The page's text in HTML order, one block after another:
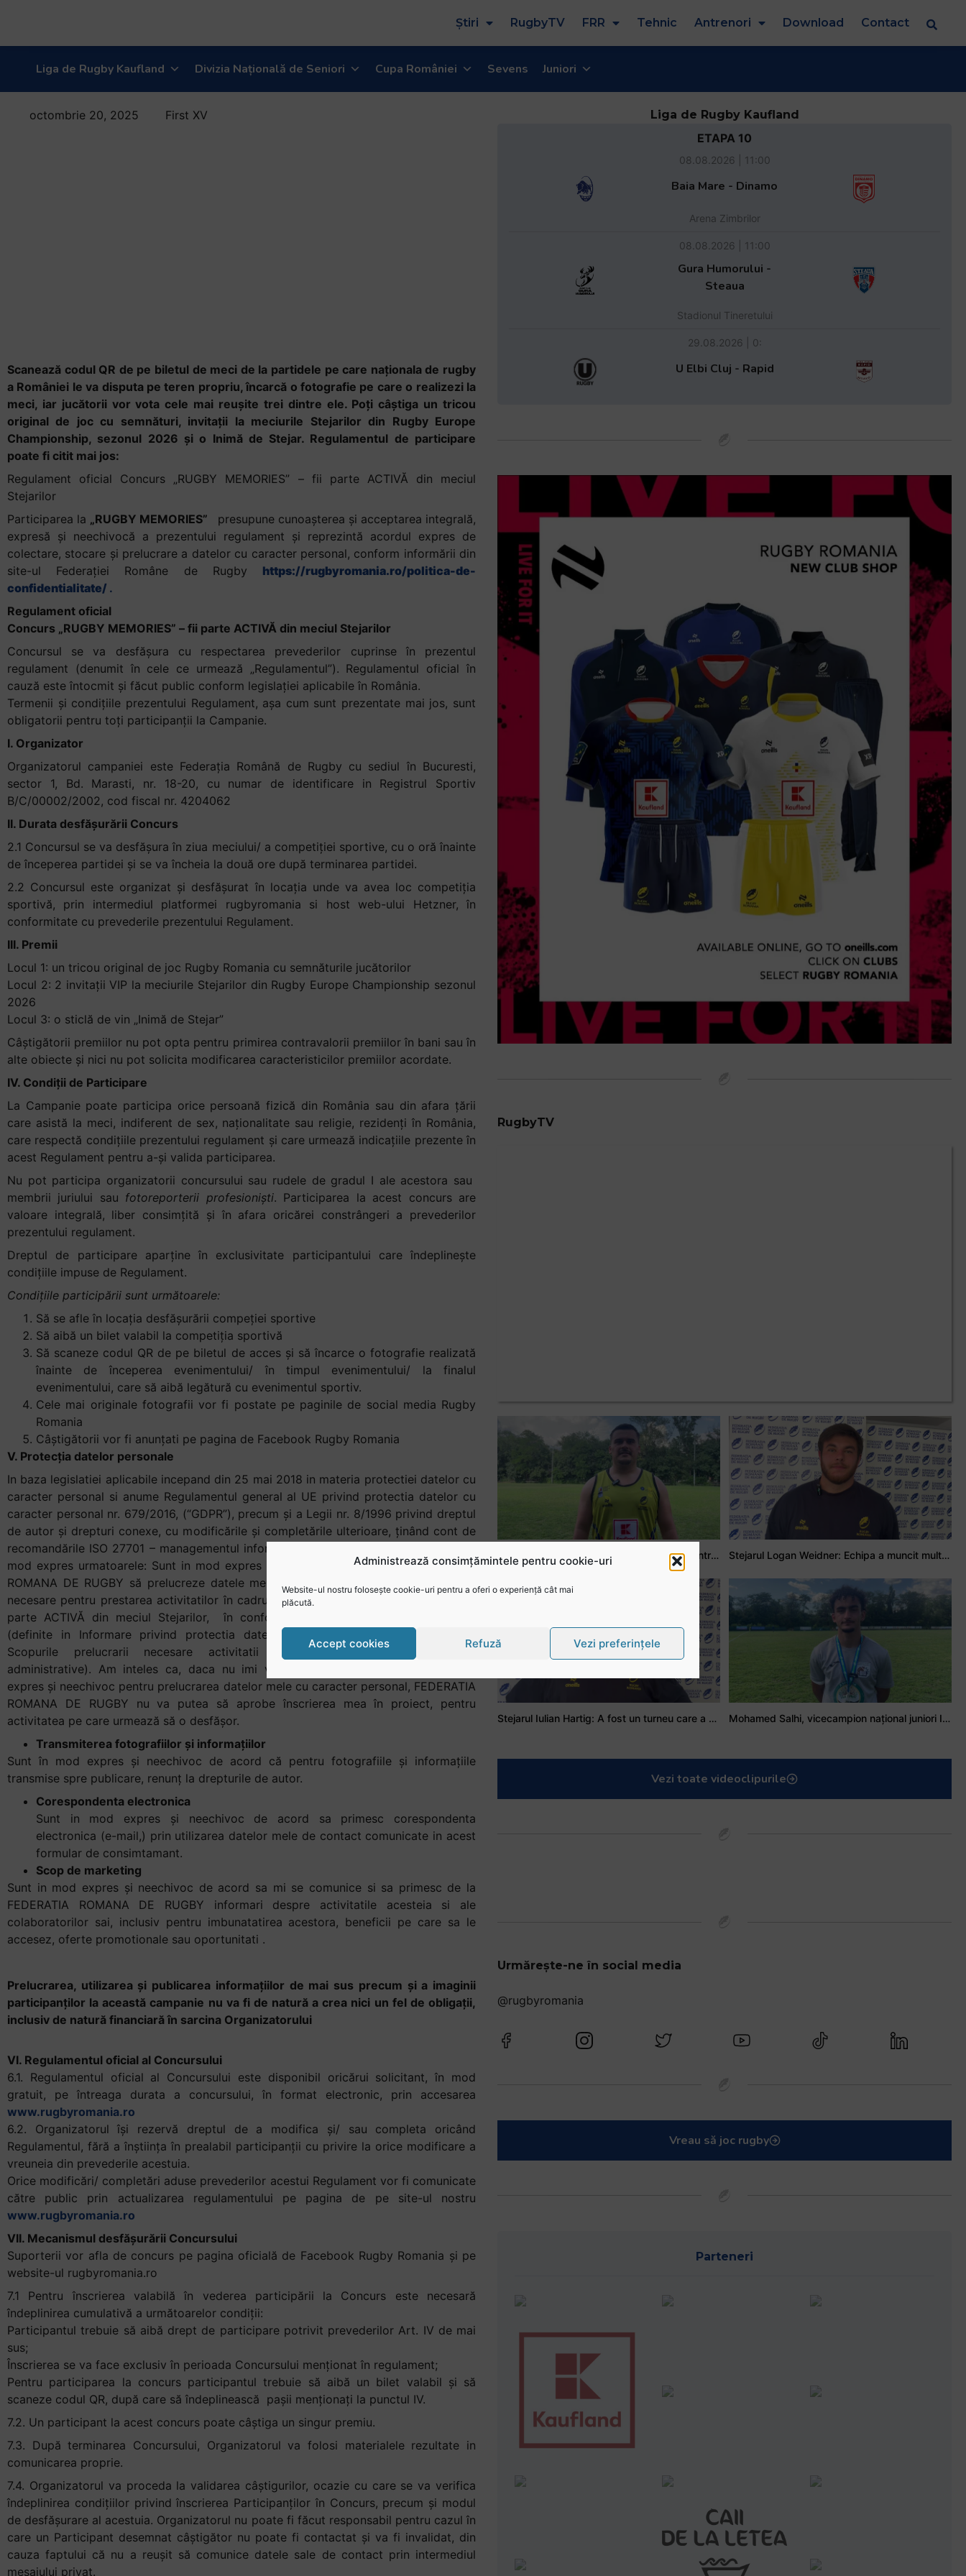
Administrează consimțămintele pentru cookie-uri
Website-ul nostru folosește cookie-uri pentru a oferi o experiență cât mai
plăcută.
Accept cookies Refuză Vezi preferințele
Știri RugbyTV FRR Tehnic Antrenori Download Contact
Liga de Rugby Kaufland Divizia Națională de Seniori Cupa României Sevens Juniori
octombrie 20, 2025 First XV
Scanează codul QR de pe biletul de meci de la partidele pe care naționala de rugby
a României le va disputa pe teren propriu, încarcă o fotografie pe care o realizezi la
meci, iar jucătorii vor vota cele mai reușite trei dintre ele. Poți câștiga un tricou
original de joc cu semnături, invitații la meciurile Stejarilor din Rugby Europe
Championship, sezonul 2026 și o Inimă de Stejar. Regulamentul de participare
poate fi citit mai jos:
Regulament oficial Concurs „RUGBY MEMORIES” – fii parte ACTIVĂ din meciul
Stejarilor
Participarea la „RUGBY MEMORIES”
presupune cunoaşterea şi acceptarea integrală,
expresă şi neechivocă a prezentului regulament şi reprezintă acordul expres de
colectare, stocare şi prelucrare a datelor cu caracter personal, conform informării din
site-ul Federației Române de Rugby https://rugbyromania.ro/politica-de-
confidentialitate/ .
Regulament oficial
Concurs „RUGBY MEMORIES” – fii parte ACTIVĂ din meciul Stejarilor
Concursul se va desfășura cu respectarea prevederilor cuprinse în prezentul
regulament (denumit în cele ce urmează „Regulamentul”). Regulamentul oficial în
cauză este întocmit și făcut public conform legislației aplicabile în România.
Termenii și condițiile prezentului Regulament, așa cum sunt prezentate mai jos, sunt
obligatorii pentru toți participanții la Campanie.
I. Organizator
Organizatorul campaniei este Federația Română de Rugby cu sediul în Bucuresti,
sector 1, Bd. Marasti, nr. 18-20, cu numar de identificare in Registrul Sportiv
B/C/00002/2002, cod fiscal nr. 4204062
II. Durata desfășurării Concurs
2.1 Concursul se va desfășura în ziua meciului/ a competiției sportive, cu o oră înainte
de începerea partidei și se va încheia la două ore după terminarea partidei.
2.2 Concursul este organizat şi desfăşurat în locația unde va avea loc competiția
sportivă, prin intermediul platformei rugbyromania si host web-ului Hetzner, în
conformitate cu prevederile prezentului Regulament.
III. Premii
Locul 1: un tricou original de joc Rugby Romania cu semnăturile jucătorilor
Locul 2: 2 invitații VIP la meciurile Stejarilor din Rugby Europe Championship sezonul
2026
Locul 3: o sticlă de vin „Inimă de Stejar”
Câștigătorii premiilor nu pot opta pentru primirea contravalorii premiilor în bani sau în
alte obiecte și nici nu pot solicita modificarea caracteristicilor premiilor acordate.
IV. Condiții de Participare
La Campanie poate participa orice persoană fizică din România sau din afara țării
care asistă la meci, indiferent de sex, naționalitate sau religie, rezidenți în România,
care respectă condițiile prezentului regulament și care urmează indicațiile prezente în
acest Regulament pentru a-și valida participarea.
Nu pot participa organizatorii concursului sau rudele de gradul I ale acestora sau
membrii juriului sau fotoreporterii profesioniști. Participarea la acest concurs are
valoare integrală, liber consimțită și în afara oricărei constrângeri a prevederilor
prezentului regulament.
Dreptul de participare aparține în exclusivitate participantului care îndeplinește
condițiile impuse de Regulament.
Condițiile participării sunt următoarele:
Să se afle în locația desfășurării compeției sportive
Să aibă un bilet valabil la competiția sportivă
Să scaneze codul QR de pe biletul de acces și să încarce o fotografie realizată
înainte de începerea evenimentului/ în timpul evenimentului/ la finalul
evenimentului, care să aibă legătură cu evenimentul sportiv.
Cele mai originale fotografii vor fi postate pe paginile de social media Rugby
Romania
Câștigătorii vor fi anunțati pe pagina de Facebook Rugby Romania
V. Protecția datelor personale
In baza legislatiei aplicabile incepand din 25 mai 2018 in materia protectiei datelor cu
caracter personal si anume Regulamentul general al UE privind protectia datelor cu
caracter personal nr. 679/2016, (“GDPR”), precum și a Legii nr. 8/1996 privind dreptul
de autor și drepturi conexe, cu modificările și completările ulterioare, ținând cont de
recomandările ISO 27701 – managementul informațiilor de confidențialitate, declar in
mod expres urmatoarele: Sunt in mod expres și neechivoc de acord ca FEDERATIA
ROMANA DE RUGBY să prelucreze datele mele cu caracter personal, date absolut
necesare pentru prestarea activitatilor în cadrul proicetului „RUGBY MEMORIES” – fii
parte ACTIVĂ din meciul Stejarilor, în conformitate cu Regulamentul proiectului
(definite in Informare privind protectia datelor cu caracter personal, sectiunea
Scopurile prelucrarii necesare activitatii sportive, resurse umane și/sau
administrative). Am inteles ca, daca nu imi voi exprima consimtamantul, in mod
expres și neechivoc pentru prelucrarea datelor mele cu caracter personal, FEDERATIA
ROMANA DE RUGBY nu va putea să aprobe înscrierea mea în proiect, pentru
activitatea pe care urmează să o desfășor.
Transmiterea fotografiilor și informațiilor
Sunt în mod expres și neechivoc de acord că pentru fotografiile și informațiile
transmise spre publicare, renunț la drepturile de autor.
Corespondenta electronica
Sunt in mod expres și neechivoc de acord sa primesc corespondenta
electronica (e-mail,) prin utilizarea datelor mele de contact comunicate in acest
formular de consimtamant.
Scop de marketing
Sunt in mod expres și neechivoc de acord sa mi se comunice si sa primesc de la
FEDERATIA ROMANA DE RUGBY informari despre activitatile acesteia si ale
colaboratorilor sai, inclusiv pentru imbunatatirea acestora, beneficii pe care sa le
accesez, oferte promotionale sau oportunitati .
Prelucrarea, utilizarea și publicarea informațiilor de mai sus precum și a imaginii
participanților laaceastă campanie nu va fi de natură a crea nici un fel de obligații,
inclusiv de natură financiară în sarcina Organizatorului
VI. Regulamentul oficial al Concursului
6.1. Regulamentul oficial al Concursului este disponibil oricărui solicitant, în mod
gratuit, pe întreaga durata a concursului, în format electronic, prin accesarea
www.rugbyromania.ro
6.2. Organizatorul îşi rezervă dreptul de a modifica şi/ sau completa oricând
Regulamentul, fără a înștiința în prealabil participanţii cu privire la orice modificare a
vreuneia din prevederile acestuia.
Orice modificări/ completări aduse prevederilor acestui Regulament vor fi comunicate
către public prin actualizarea regulamentului pe pagina de pe site-ul nostru
www.rugbyromania.ro
VII. Mecanismul desfăşurării Concursului
Suporterii vor afla de concurs pe pagina oficială de Facebook Rugby Romania și pe
website-ul rugbyromania.ro
7.1 Pentru înscrierea valabilă în vederea participării la Concurs este necesară
îndeplinirea cumulativă a următoarelor condiţii:
Participantul trebuie să aibă drept de participare potrivit prevederilor Art. IV de mai
sus;
Înscrierea se va face exclusiv în perioada Concursului menţionat în regulament;
Pentru participarea la concurs participantul trebuie să aibă un bilet valabil și să
scaneze codul QR, după care să îndeplinească pașii menționați la punctul IV.
7.2. Un participant la acest concurs poate câştiga un singur premiu.
7.3. După terminarea Concursului, Organizatorul va folosi materialele rezultate in
comunicarea proprie.
7.4. Organizatorul va proceda la validarea câştigurilor, ocazie cu care se va verifica
îndeplinirea condiţiilor privind înscrierea Participanţilor în Concurs, precum şi modul
de desfăşurare al acestuia. Organizatorul nu poate fi făcut responsabil pentru cazul în
care un Participant desemnat câştigător nu poate fi contactat şi va fi invalidat, din
cauza faptului că nu a reuşit să comunice datele sale de contact prin intermediul
mesajului privat.
Liga de Rugby Kaufland
ETAPA 10
08.08.2026 | 11:00
Baia Mare - Dinamo
Arena Zimbrilor
08.08.2026 | 11:00
Gura Humorului -
Steaua
Stadionul Tineretului
29.08.2026 | 0:
U Elbi Cluj - Rapid
RugbyTV
Adrian Țală: Visul meu este să debutez pentru România Stejarul Logan Weidner: Echipa a muncit mult, iar asta se va vedea în meciurile de la Nations Cup
Stejarul Iulian Hartig: A fost un turneu care a unit mai mult echipa Mohamed Salhi, vicecampion național juniori I: Rugby-ul te învață să accepți și înfrângerile
Vezi toate videoclipurile
Urmărește-ne în social media
@rugbyromania
Vreau să joc rugby
Parteneri